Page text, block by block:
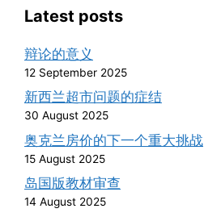
Latest posts
辩论的意义
12 September 2025
新西兰超市问题的症结
30 August 2025
奥克兰房价的下一个重大挑战
15 August 2025
岛国版教材审查
14 August 2025